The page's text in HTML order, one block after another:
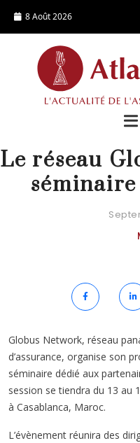
8 Août 2026
Le réseau
séminaire
Globus Network, réseau
d’assurance, organise son
séminaire dédié aux
session se tiendra du 13 au
à Casablanca, Maroc.
L’évènement réunira des